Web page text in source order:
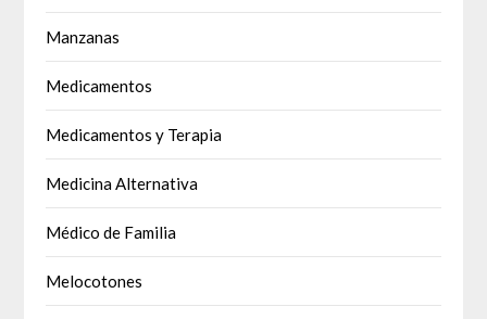
Manzanas
Medicamentos
Medicamentos y Terapia
Medicina Alternativa
Médico de Familia
Melocotones